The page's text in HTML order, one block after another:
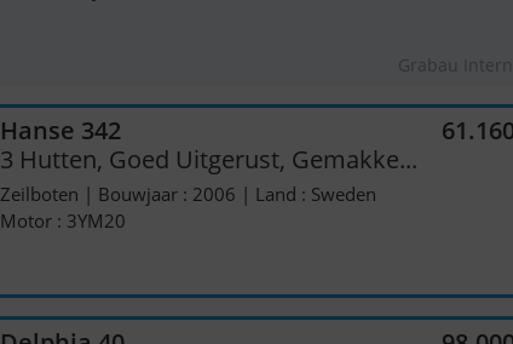
Grabau
Hanse 342
3 Hutten, Goed Uitgerust, Gemakke...
Zeilboten | Bouwjaar : 2006 | Land : Sweden
Motor : 3YM20